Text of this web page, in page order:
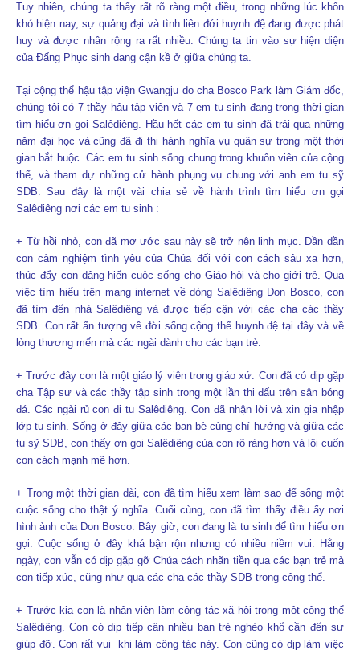
Tuy nhiên, chúng ta thấy rất rõ ràng một điều, trong những lúc khốn
khó hiện nay, sự quảng đại và tình liên đới huynh đệ đang được phát
huy và được nhân rộng ra rất nhiều. Chúng ta tin vào sự hiện diện
của Đấng Phục sinh đang cận kề ở giữa chúng ta.
Tại cộng thể hậu tập viện Gwangju do cha Bosco Park làm Giám đốc,
chúng tôi có 7 thầy hậu tập viện và 7 em tu sinh đang trong thời gian
tìm hiểu ơn gọi Salêdiêng. Hầu hết các em tu sinh đã trải qua những
năm đại học và cũng đã đi thi hành nghĩa vụ quân sự trong một thời
gian bắt buộc. Các em tu sinh sống chung trong khuôn viên của cộng
thể, và tham dự những cử hành phụng vụ chung với anh em tu sỹ
SDB. Sau đây là một vài chia sẻ về hành trình tìm hiểu ơn gọi
Salêdiêng nơi các em tu sinh :
+ Từ hồi nhỏ, con đã mơ ước sau này sẽ trở nên linh mục. Dần dần
con cảm nghiệm tình yêu của Chúa đối với con cách sâu xa hơn,
thúc đẩy con dâng hiến cuộc sống cho Giáo hội và cho giới trẻ. Qua
việc tìm hiểu trên mạng internet về dòng Salêdiêng Don Bosco, con
đã tìm đến nhà Salêdiêng và được tiếp cận với các cha các thầy
SDB. Con rất ấn tượng về đời sống cộng thể huynh đệ tại đây và về
lòng thương mến mà các ngài dành cho các bạn trẻ.
+ Trước đây con là một giáo lý viên trong giáo xứ. Con đã có dịp gặp
cha Tập sư và các thầy tập sinh trong một lần thi đấu trên sân bóng
đá. Các ngài rủ con đi tu Salêdiêng. Con đã nhận lời và xin gia nhập
lớp tu sinh. Sống ở đây giữa các bạn bè cùng chí hướng và giữa các
tu sỹ SDB, con thấy ơn gọi Salêdiêng của con rõ ràng hơn và lôi cuốn
con cách mạnh mẽ hơn.
+ Trong một thời gian dài, con đã tìm hiểu xem làm sao để sống một
cuộc sống cho thật ý nghĩa. Cuối cùng, con đã tìm thấy điều ấy nơi
hình ảnh của Don Bosco. Bây giờ, con đang là tu sinh để tìm hiểu ơn
gọi. Cuộc sống ở đây khá bận rộn nhưng có nhiều niềm vui. Hằng
ngày, con vẫn có dịp gặp gỡ Chúa cách nhãn tiền qua các bạn trẻ mà
con tiếp xúc, cũng như qua các cha các thầy SDB trong cộng thể.
+ Trước kia con là nhân viên làm công tác xã hội trong một cộng thể
Salêdiêng. Con có dịp tiếp cận nhiều bạn trẻ nghèo khổ cần đến sự
giúp đỡ. Con rất vui khi làm công tác này. Con cũng có dịp làm việc